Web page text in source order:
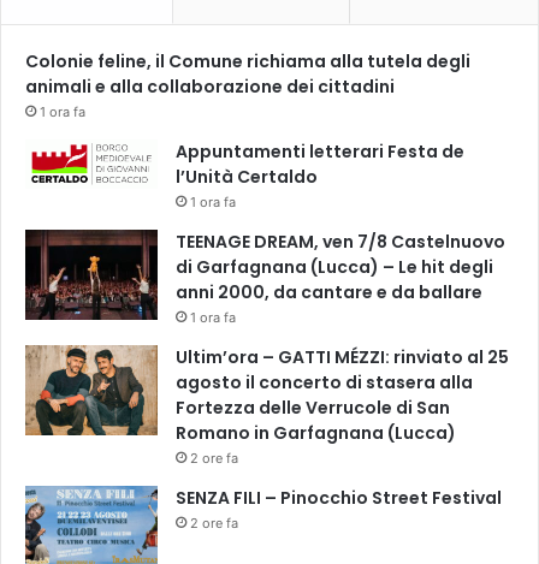
b
e
Colonie feline, il Comune richiama alla tutela degli
animali e alla collaborazione dei cittadini
1 ora fa
Appuntamenti letterari Festa de
l’Unità Certaldo
1 ora fa
TEENAGE DREAM, ven 7/8 Castelnuovo
di Garfagnana (Lucca) – Le hit degli
anni 2000, da cantare e da ballare
1 ora fa
Ultim’ora – GATTI MÉZZI: rinviato al 25
agosto il concerto di stasera alla
Fortezza delle Verrucole di San
Romano in Garfagnana (Lucca)
2 ore fa
SENZA FILI – Pinocchio Street Festival
2 ore fa